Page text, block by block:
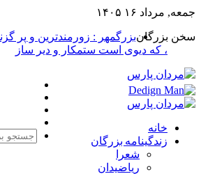
جمعه, مرداد ۱۶ ۱۴۰۵
سخن بزرگانبزرگمهر : زورمندترین و پر
، که دیوی است ستمکار و دیر ساز
خانه
زندگینامه بزرگان
شعرا
ریاضیدان